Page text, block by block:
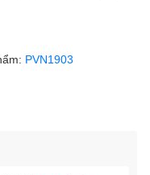
PVN1903